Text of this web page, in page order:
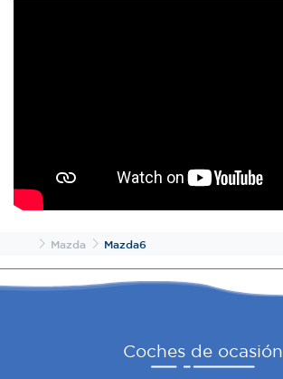
InicioMazda Mazda6
Coches de ocasión